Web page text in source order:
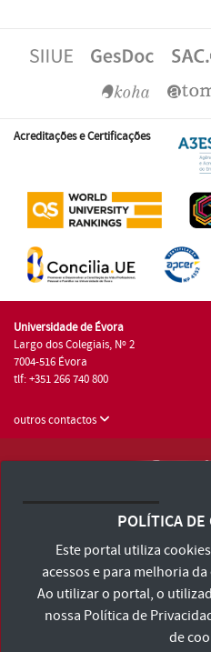
Acreditações e Certificações
Universidade de Évora
Largo dos Colegiais, Nº 2
7004-516 Évora
tlf: +351 266 740 800
outros contactos
Consulte os Termos e
Declaração de
POLÍTICA DE
Este portal utiliza
acessos e para melhoria
Ao utilizar o portal, o
nossa Política de
de